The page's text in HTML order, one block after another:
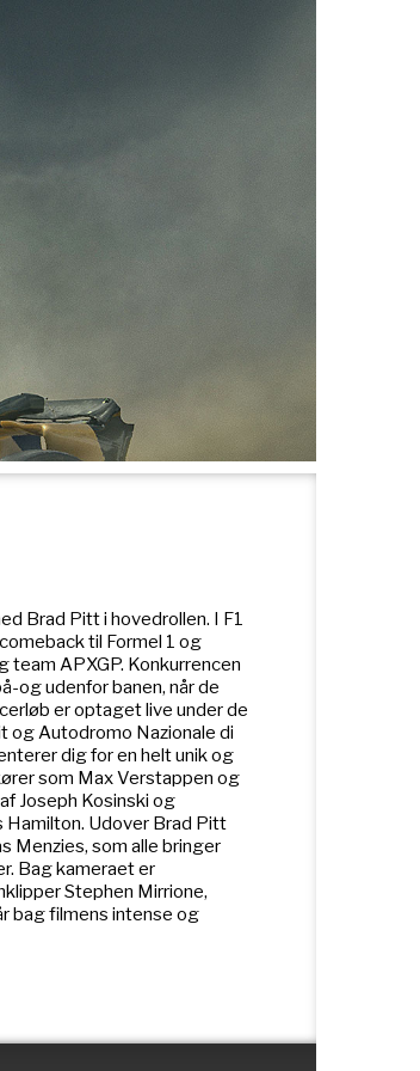
Brad Pitt i hovedrollen. I F1
til Formel 1 og
team APXGP. Konkurrencen
og udenfor banen, når de
er optaget live under de
og Autodromo Nazionale di
dig for en helt unik og
som Max Verstappen og
Joseph Kosinski og
Hamilton. Udover Brad Pitt
Menzies, som alle bringer
Bag kameraet er
Stephen Mirrione,
bag filmens intense og